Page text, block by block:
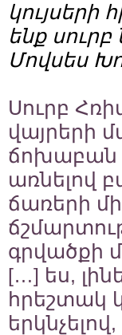
կույսերի
ենք
Մովսես
Սուրբ
վայրերի
ճոխաբան
առնելով
ճառերի
գրվածքի
[…] ես,
հրեշտակ